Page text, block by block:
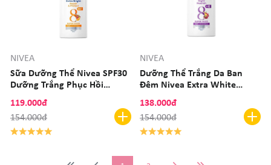
NIVEA
Sữa Dưỡng Thể Nivea SPF30
Dưỡng Trắng Phục Hồi
119.000đ
154.000đ
NIVEA
Dưỡng Thể Trắng Da Ban
Đêm Nivea Extra White
138.000đ
154.000đ